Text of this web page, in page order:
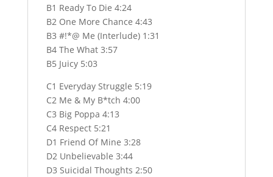
B1 Ready To Die 4:24
B2 One More Chance 4:43
B3 #!*@ Me (Interlude) 1:31
B4 The What 3:57
B5 Juicy 5:03
C1 Everyday Struggle 5:19
C2 Me & My B*tch 4:00
C3 Big Poppa 4:13
C4 Respect 5:21
D1 Friend Of Mine 3:28
D2 Unbelievable 3:44
D3 Suicidal Thoughts 2:50